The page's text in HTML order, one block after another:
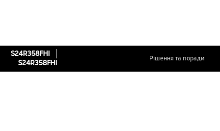
S24R358FHI
S24R358FHI
Рішення та поради